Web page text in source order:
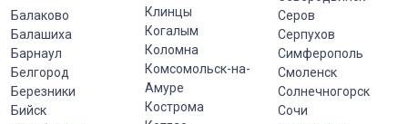
Балаково
Балашиха
Барнаул
Белгород
Березники
Бийск
Клинцы
Когалым
Коломна
Комсомольск-на-
Амуре
Кострома
Серов
Серпухов
Симферополь
Смоленск
Солнечногорск
Сочи